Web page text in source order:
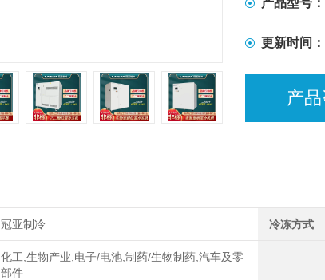
产品型号：
更新时间：
产
冠亚制冷 冷冻方式
化工,生物产业,电子/电池,制药/生物制药,汽车及零
部件